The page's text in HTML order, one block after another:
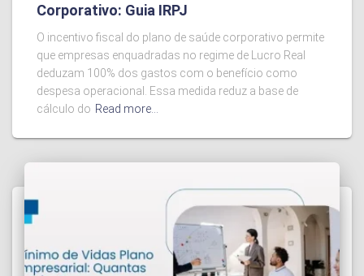
Corporativo: Guia IRPJ
O incentivo fiscal do plano de saúde corporativo permite
que empresas enquadradas no regime de Lucro Real
deduzam 100% dos gastos com o benefício como
despesa operacional. Essa medida reduz a base de
cálculo do Read more…